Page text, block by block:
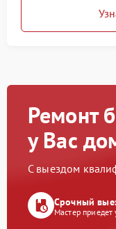
Ремонт
у Вас
С выездом
Срочный
Мастер